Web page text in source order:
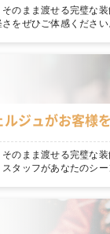
のまま渡せる完璧な
をぜひご体感ください
ジュがお客様
のまま渡せる完璧な
タッフがあなたのシ